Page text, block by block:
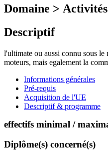
Domaine >
Descriptif
l'ultimate ou aussi connu sous
moteurs, mais egalement la
Informations générales
Pré-requis
Acquisition de l'UE
Descriptif & programme
effectifs minimal /
Diplôme(s) concerné(s)